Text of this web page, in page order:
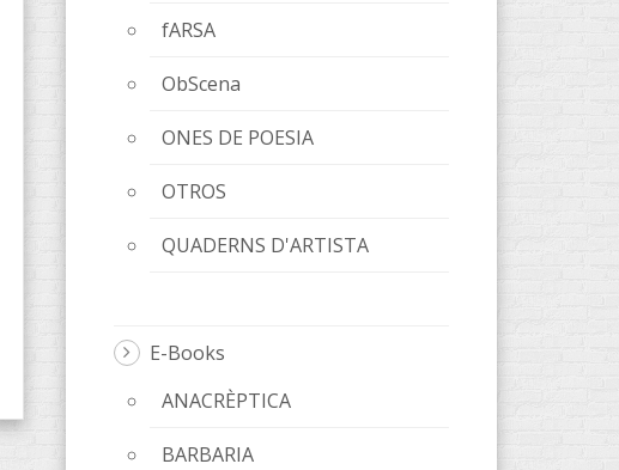
fARSA
ObScena
ONES DE POESIA
OTROS
QUADERNS D'ARTISTA
E-Books
ANACRÈPTICA
BARBARIA